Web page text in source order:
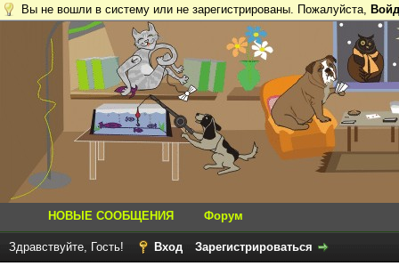
Вы не вошли в систему или не зарегистрированы. Пожалуйста,
НОВЫЕ СООБЩЕНИЯ Форум
Здравствуйте, Гость! Вход Зарегистрироваться